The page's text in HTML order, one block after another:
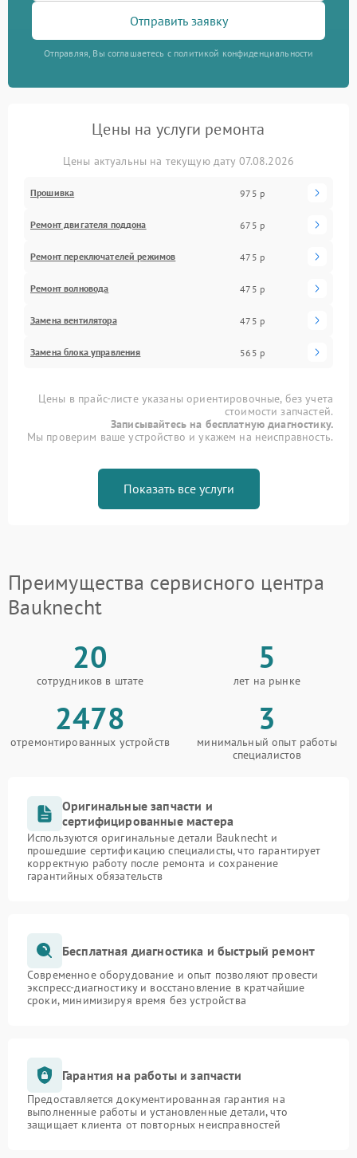
Отправить заявку
Отправляя, Вы соглашаетесь с политикой конфиденциальности
Цены на услуги ремонта
Цены актуальны на текущую дату 07.08.2026
Прошивка 975 р
Ремонт двигателя поддона 675 р
Ремонт переключателей режимов 475 р
Ремонт волновода 475 р
Замена вентилятора 475 р
Замена блока управления 565 р
Цены в прайс-листе указаны ориентировочные, без учета
стоимости запчастей.
Записывайтесь на бесплатную диагностику.
Мы проверим ваше устройство и укажем на неисправность.
Показать все услуги
Преимущества сервисного центра
Bauknecht
20
сотрудников в штате
5
лет на рынке
2478
отремонтированных устройств
3
минимальный опыт работы
специалистов
Оригинальные запчасти и
сертифицированные мастера
Используются оригинальные детали Bauknecht и
прошедшие сертификацию специалисты, что гарантирует
корректную работу после ремонта и сохранение
гарантийных обязательств
Бесплатная диагностика и быстрый ремонт
Современное оборудование и опыт позволяют провести
экспресс-диагностику и восстановление в кратчайшие
сроки, минимизируя время без устройства
Гарантия на работы и запчасти
Предоставляется документированная гарантия на
выполненные работы и установленные детали, что
защищает клиента от повторных неисправностей